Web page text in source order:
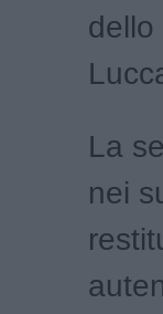
dello
La
nei